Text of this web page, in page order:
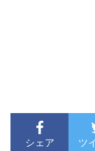
シェア ツ